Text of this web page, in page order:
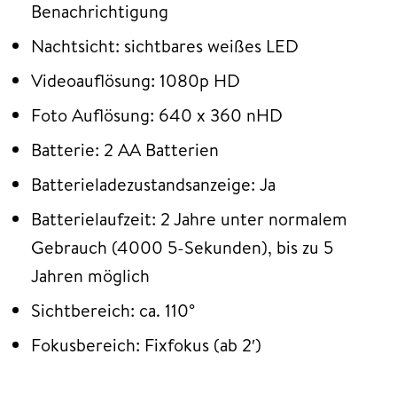
Benachrichtigung
Nachtsicht: sichtbares weißes LED
Videoauflösung: 1080p HD
Foto Auflösung: 640 x 360 nHD
Batterie: 2 AA Batterien
Batterieladezustandsanzeige: Ja
Batterielaufzeit: 2 Jahre unter normalem
Gebrauch (4000 5-Sekunden), bis zu 5
Jahren möglich
Sichtbereich: ca. 110°
Fokusbereich: Fixfokus (ab 2′)